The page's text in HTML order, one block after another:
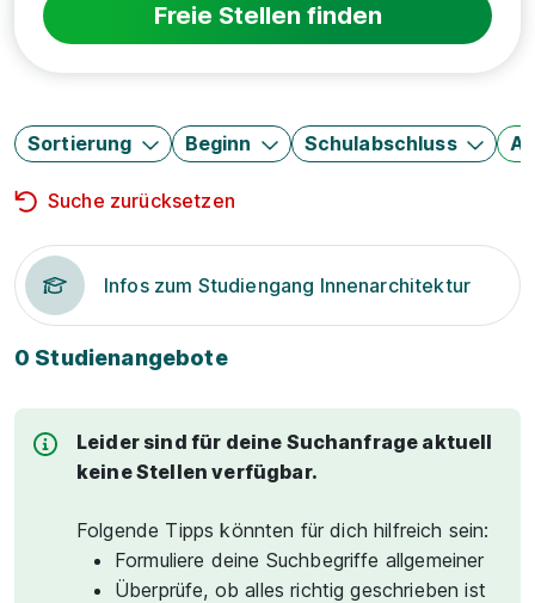
Freie Stellen finden
Sortierung Beginn Schulabschluss
Suche zurücksetzen
Infos zum Studiengang Innenarchitektur
0 Studienangebote
Leider sind für deine Suchanfrage aktuell
keine Stellen verfügbar.
Folgende Tipps könnten für dich hilfreich sein:
Formuliere deine Suchbegriffe allgemeiner
Überprüfe, ob alles richtig geschrieben ist